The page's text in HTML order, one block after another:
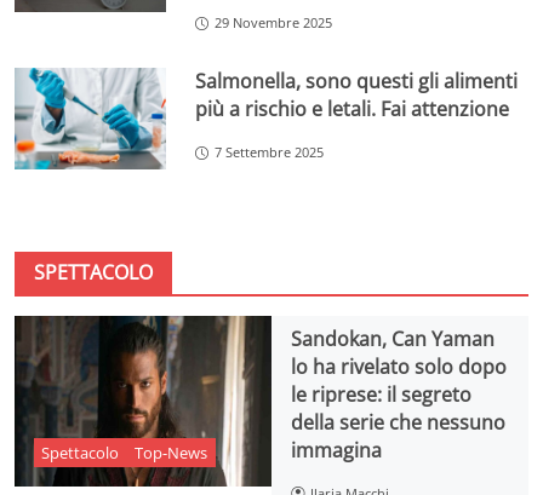
29 Novembre 2025
Salmonella, sono questi gli alimenti
più a rischio e letali. Fai attenzione
7 Settembre 2025
SPETTACOLO
Spettacolo Top-News
Sandokan, Can Yaman
lo ha rivelato solo dopo
le riprese: il segreto
della serie che nessuno
immagina